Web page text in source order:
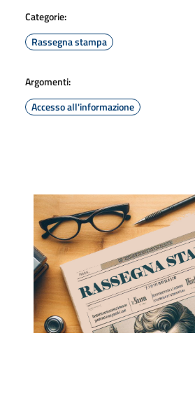
Categorie:
Rassegna stampa
Argomenti:
Accesso all'informazione